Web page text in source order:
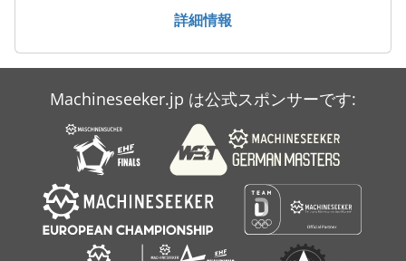
詳細情報
Machineseeker.jp は公式スポンサーです: